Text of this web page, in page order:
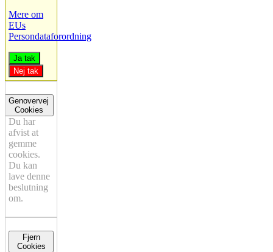
Mere om
EUs
Persondataforordning
Ja tak
Nej tak
Genovervej
Cookies
Du har
afvist at
gemme
cookies.
Du kan
lave denne
beslutning
om.
Fjern
Cookies